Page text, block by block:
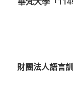
財團法人語言